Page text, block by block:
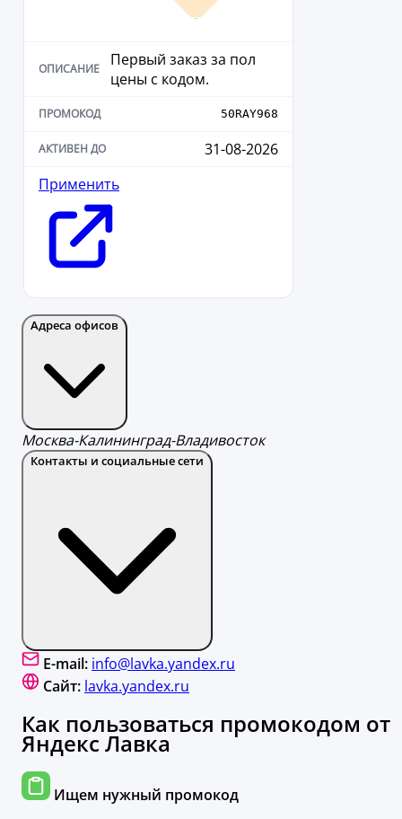
Первый заказ за пол
цены с кодом.
50RAY968
31-08-2026
Применить
Адреса офисов
Москва-Калининград-Владивосток
Контакты и социальные сети
E-mail: info@lavka.yandex.ru
Сайт: lavka.yandex.ru
Как пользоваться промокодом от
Яндекс Лавка
Ищем нужный промокод